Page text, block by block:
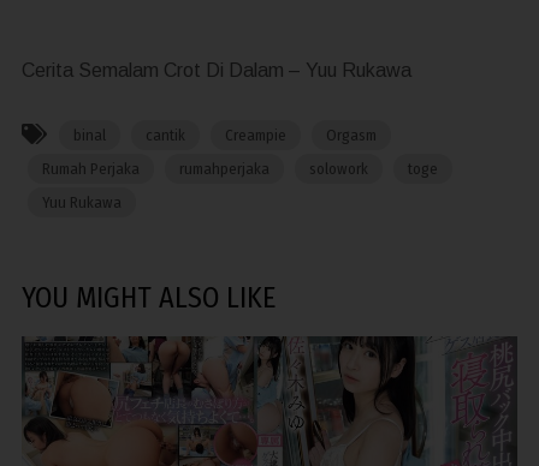
Cerita Semalam Crot Di Dalam – Yuu Rukawa
binal cantik Creampie
Orgasm
Rumah Perjaka
rumahperjaka solowork
toge
Yuu Rukawa
YOU MIGHT ALSO LIKE